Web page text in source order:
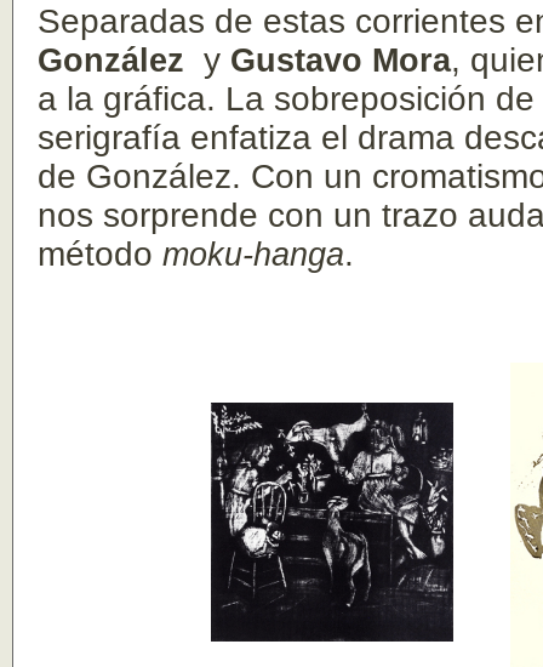
Separadas de estas corrientes
González y Gustavo Mora,
a la gráfica. La sobreposición
serigrafía enfatiza el drama
de González. Con un
nos sorprende con un trazo
método moku-hanga.